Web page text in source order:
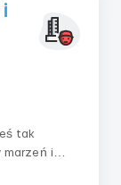
tak
marzeń i